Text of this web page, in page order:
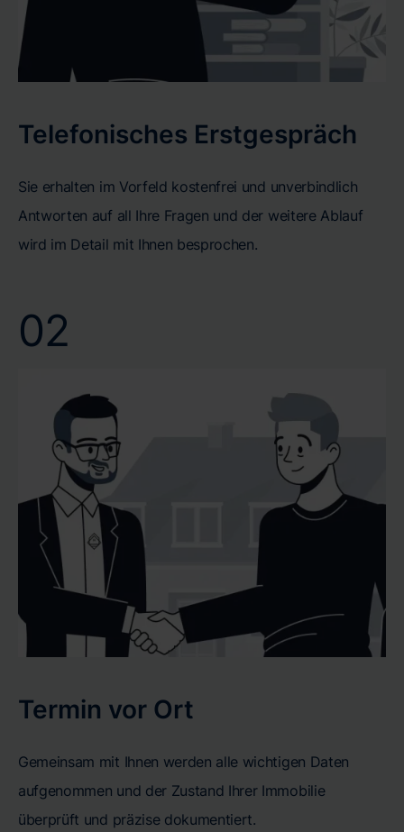
Telefonisches Erstgespräch
Sie erhalten im Vorfeld kostenfrei und unverbindlich
Antworten auf all Ihre Fragen und der weitere Ablauf
wird im Detail mit Ihnen besprochen.
02
Termin vor Ort
Gemeinsam mit Ihnen werden alle wichtigen Daten
aufgenommen und der Zustand Ihrer Immobilie
überprüft und präzise dokumentiert.